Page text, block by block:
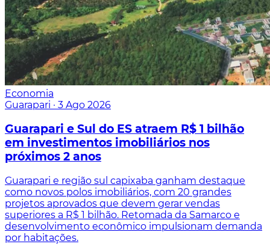
Economia
Guarapari · 3 Ago 2026
Guarapari e Sul do ES atraem R$ 1 bilhão
em investimentos imobiliários nos
próximos 2 anos
Guarapari e região sul capixaba ganham destaque
como novos polos imobiliários, com 20 grandes
projetos aprovados que devem gerar vendas
superiores a R$ 1 bilhão. Retomada da Samarco e
desenvolvimento econômico impulsionam demanda
por habitações.